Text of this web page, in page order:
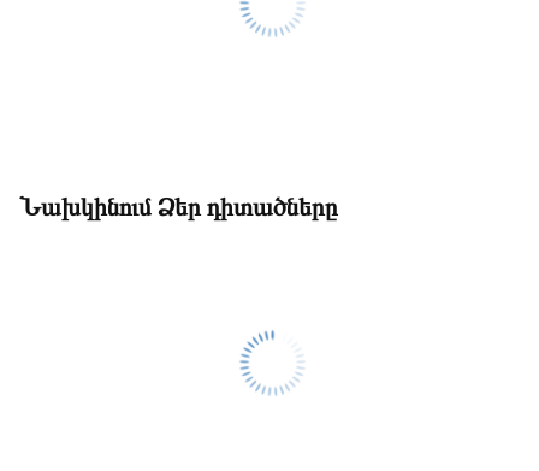
Նախկինում Ձեր դիտածները